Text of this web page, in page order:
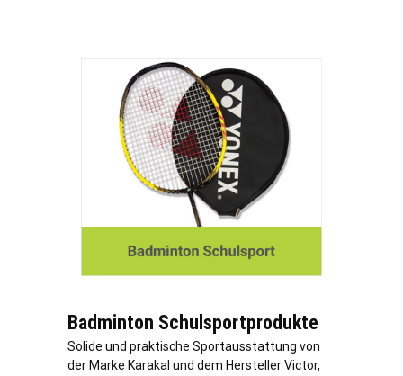
Badminton Schulsportprodukte
Solide und praktische Sportausstattung von
der Marke Karakal und dem Hersteller Victor,